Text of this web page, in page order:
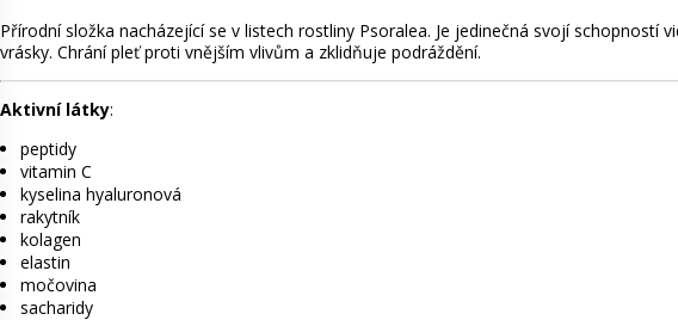
Přírodní složka nacházející se v listech rostliny Psoralea. Je jedinečná svojí schopností
vrásky. Chrání pleť proti vnějším vlivům a zklidňuje podráždění.
Aktivní látky:
peptidy
vitamin C
kyselina hyaluronová
rakytník
kolagen
elastin
močovina
sacharidy